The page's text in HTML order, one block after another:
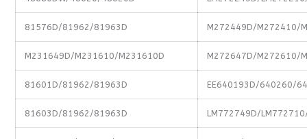
81576D/81962/81963D M272449D/M272410/
M231649D/M231610/M231610D M272647D/M272610/
81601D/81962/81963D EE640193D/640260/
81603D/81962/81963D LM772749D/